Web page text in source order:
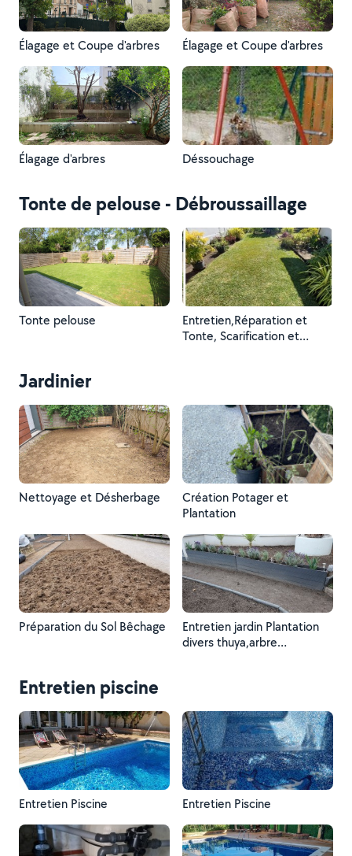
Élagage et Coupe d'arbres Élagage et Coupe d'arbres
Élagage d'arbres Déssouchage
Tonte de pelouse - Débroussaillage
Tonte pelouse
Entretien,Réparation et
Tonte, Scarification et
Jardinier
Nettoyage et Désherbage
Création Potager et
Plantation
Préparation du Sol Bêchage
Entretien jardin Plantation
divers thuya,arbre
Entretien piscine
Entretien Piscine Entretien Piscine